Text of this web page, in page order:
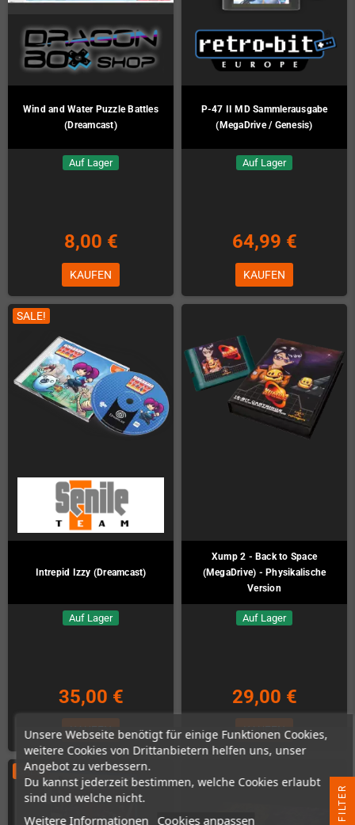
Unsere Webseite benötigt für einige Funktionen Cookies,
weitere Cookies von Drittanbietern helfen uns, unser
Angebot zu verbessern.
Du kannst jederzeit bestimmen, welche Cookies erlaubt
sind und welche nicht.
Weitere Informationen Cookies anpassen
Wind and Water Puzzle Battles
(Dreamcast)
Auf Lager
8,00 €
KAUFEN
P-47 II MD Sammlerausgabe
(MegaDrive / Genesis)
Auf Lager
64,99 €
KAUFEN
SALE!
Intrepid Izzy (Dreamcast)
Auf Lager
35,00 €
KAUFEN
Xump 2 - Back to Space
(MegaDrive) - Physikalische
Version
Auf Lager
29,00 €
KAUFEN
SALE!
R